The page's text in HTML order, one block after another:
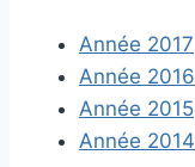
Année 2017
Année 2016
Année 2015
Année 2014